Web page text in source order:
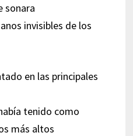
sonara
invisibles de los
en las principales
tenido como
más altos